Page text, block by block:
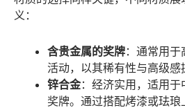
义：
含贵金属的奖牌：通常用
活动，以其稀有性与高级感
锌合金：经济实用，适用
奖牌。通过搭配烤漆或珐琅